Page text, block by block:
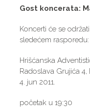
Gost koncerata:
Koncerti će se
sledećem rasporedu:
Hrišćanska
Radoslava Grujića 4,
4. jun 2011.
početak u 19:30